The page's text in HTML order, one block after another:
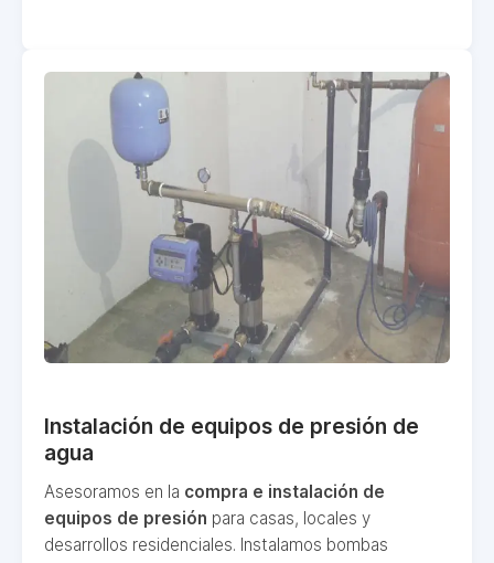
Instalación de equipos de presión de
agua
Asesoramos en la compra e instalación de
equipos de presión para casas, locales y
desarrollos residenciales. Instalamos bombas